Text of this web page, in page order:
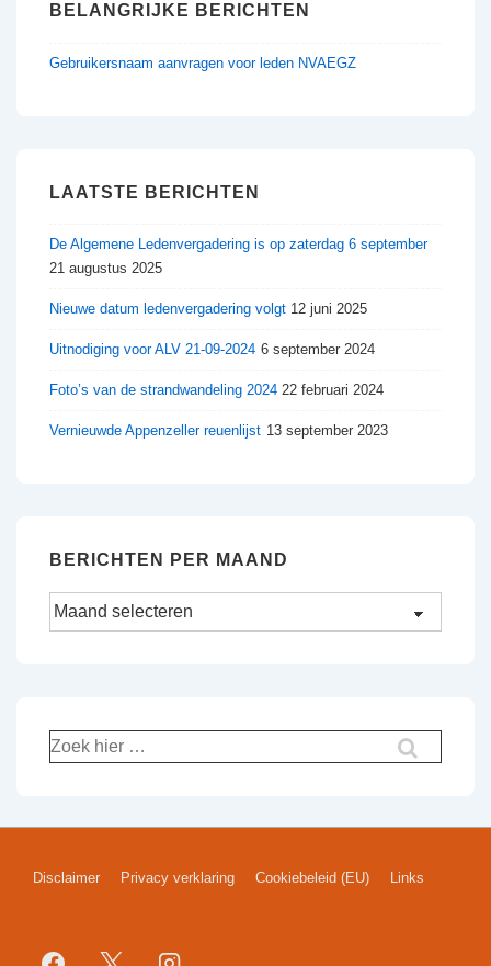
BELANGRIJKE BERICHTEN
Gebruikersnaam aanvragen voor leden NVAEGZ
LAATSTE BERICHTEN
De Algemene Ledenvergadering is op zaterdag 6 september
21 augustus 2025
Nieuwe datum ledenvergadering volgt 12 juni 2025
Uitnodiging voor ALV 21-09-2024 6 september 2024
Foto’s van de strandwandeling 2024 22 februari 2024
Vernieuwde Appenzeller reuenlijst 13 september 2023
BERICHTEN PER MAAND
Disclaimer Privacy verklaring Cookiebeleid (EU) Links